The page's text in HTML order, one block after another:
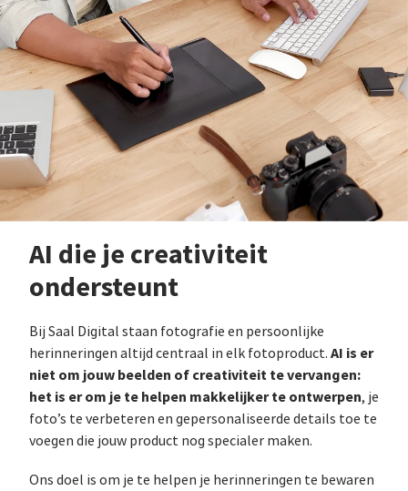
AI die je creativiteit
ondersteunt
Bij Saal Digital staan fotografie en persoonlijke
herinneringen altijd centraal in elk fotoproduct. AI is er
niet om jouw beelden of creativiteit te vervangen:
het is er om je te helpen makkelijker te ontwerpen, je
foto’s te verbeteren en gepersonaliseerde details toe te
voegen die jouw product nog specialer maken.
Ons doel is om je te helpen je herinneringen te bewaren